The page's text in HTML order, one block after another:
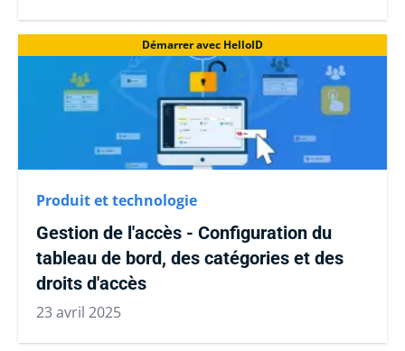
Démarrer avec HelloID
Produit et technologie
Gestion de l'accès - Configuration du
tableau de bord, des catégories et des
droits d'accès
23 avril 2025